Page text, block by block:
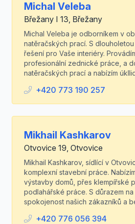
Michal Veleba
Břežany I 13, Břežany
Michal Veleba je odborníkem v
natěračských prací. S
řešení pro Vaše interiéry.
profesionální zednické práce, a
natěračských prací a nabízím
+420 773 190 257
Mikhail Kashkarov
Otvovice 19, Otvovice
Mikhail Kashkarov, sídlící v
komplexní stavební práce.
výstavby domů, přes klempířské
podlahářské práce. S důrazem
spokojenost našich zákazníků a
+420 776 056 394